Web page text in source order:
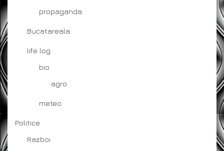
propaganda
Bucatareala
life log
bio
agro
meteo
Politice
Razboi